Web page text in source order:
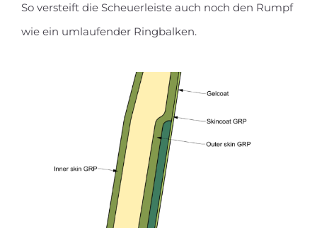
So versteift die Scheuerleiste auch noch den Rumpf
wie ein umlaufender Ringbalken.